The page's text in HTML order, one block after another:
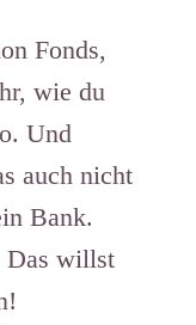
Fonds,
wie du
Und
auch nicht
Bank.
Das willst